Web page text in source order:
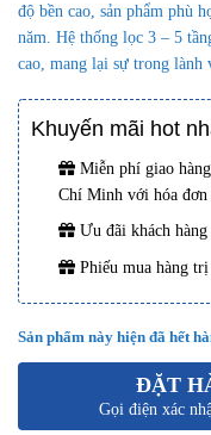
độ bền cao, sản phẩm phù
năm. Hệ thống lọc 3 – 5
cao, mang lại sự trong lành
Khuyến mãi hot
Miễn phí giao
Chí Minh với hóa đơn
Ưu đãi khách
Phiếu mua hàng
Sản phẩm này hiện đã hết
ĐẶT
Gọi điện xác